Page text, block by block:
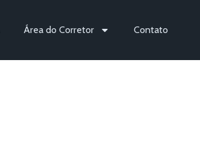
Área do Corretor Contato